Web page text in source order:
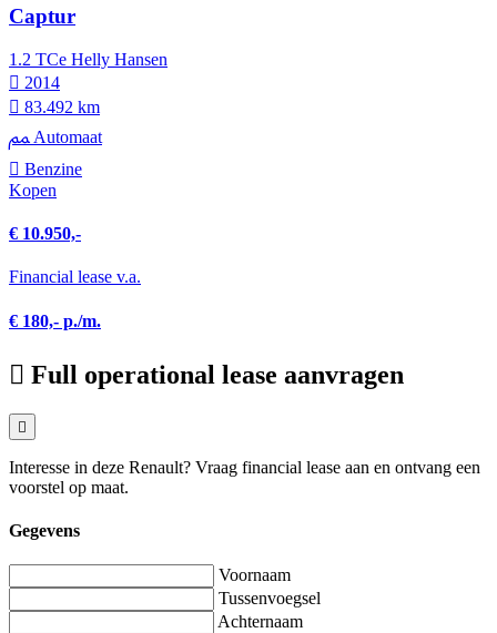
Captur
1.2 TCe Helly Hansen
2014
83.492 km
Automaat
Benzine
Kopen
€ 10.950,-
Financial lease v.a.
€ 180,- p./m.
Full operational lease aanvragen
Interesse in deze Renault? Vraag financial lease aan en ontvang een
voorstel op maat.
Gegevens
Voornaam
Tussenvoegsel
Achternaam